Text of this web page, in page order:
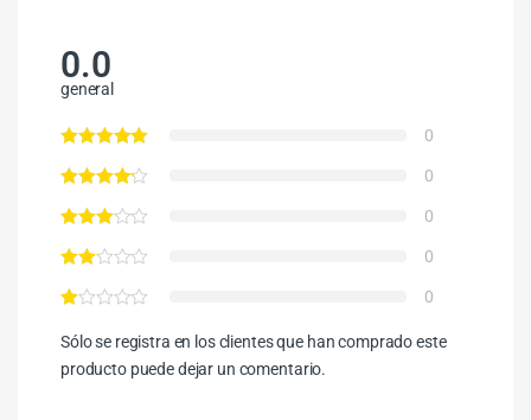
0.0
general
0
0
0
0
0
Sólo se registra en los clientes que han comprado este
producto puede dejar un comentario.